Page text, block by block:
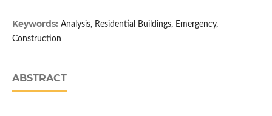
Keywords: Analysis, Residential Buildings, Emergency,
Construction
ABSTRACT